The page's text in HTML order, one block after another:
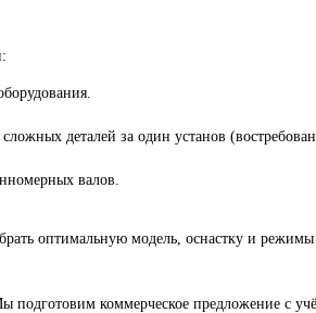
деталей за один установ
валов.
оптимальную модель, оснастку и режимы
подготовим коммерческое предложение с